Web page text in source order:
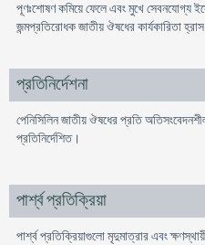
পূণঃশোষণ কমিয়ে ফেলে এবং মুখে সেবনযোগ্য
জন্মপ্রতিরোধক জাতীয় ঔষধের কার্যকারিতা
প্রতিনির্দেশনা
পেনিসিলিন জাতীয় ঔষধের প্রতি
প্রতিনির্দেশিত।
পার্শ্ব প্রতিক্রিয়া
পার্শ্ব প্রতিক্রিয়াগুলো মৃদুমাত্রার এবং